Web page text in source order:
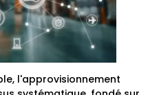
l'approvisionnement